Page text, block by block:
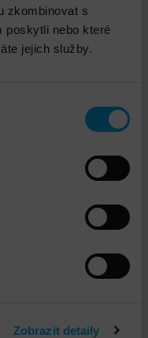
zkombinovat s
poskytli nebo které
jejich služby.
Zobrazit detaily